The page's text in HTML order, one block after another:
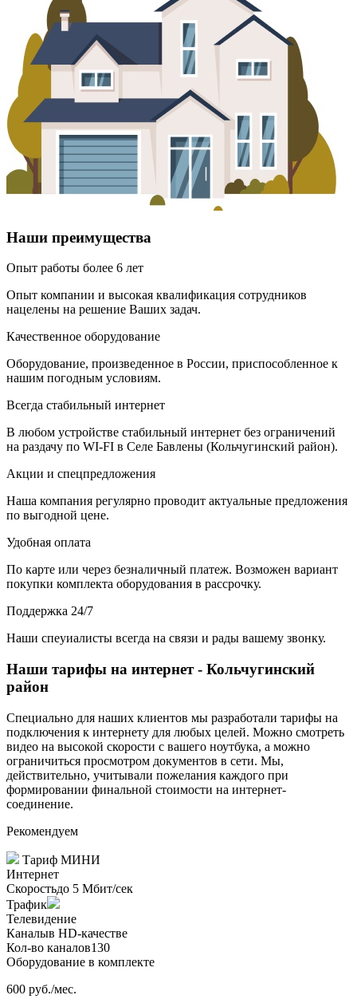
Наши преимущества
Опыт работы более 6 лет
Опыт компании и высокая квалификация сотрудников
нацелены на решение Ваших задач.
Качественное оборудование
Оборудование, произведенное в России, приспособленное к
нашим погодным условиям.
Всегда стабильный интернет
В любом устройстве стабильный интернет без ограничений
на раздачу по WI-FI в Селе Бавлены (Кольчугинский район).
Акции и спецпредложения
Наша компания регулярно проводит актуальные предложения
по выгодной цене.
Удобная оплата
По карте или через безналичный платеж. Возможен вариант
покупки комплекта оборудования в рассрочку.
Поддержка 24/7
Наши спеуиалисты всегда на связи и рады вашему звонку.
Наши тарифы на интернет - Кольчугинский
район
Специально для наших клиентов мы разработали тарифы на
подключения к интернету для любых целей. Можно смотреть
видео на высокой скорости с вашего ноутбука, а можно
ограничиться просмотром документов в сети. Мы,
действительно, учитывали пожелания каждого при
формировании финальной стоимости на интернет-
соединение.
Рекомендуем
Тариф МИНИ
Интернет
Скоростьдо 5 Мбит/сек
Трафик
Телевидение
Каналыв HD-качестве
Кол-во каналов130
Оборудование в комплекте
600 руб./мес.